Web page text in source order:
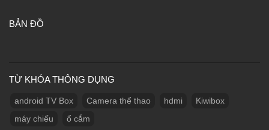
BẢN ĐỒ
TỪ KHÓA THÔNG DỤNG
android TV Box Camera thể thao hdmi
Kiwibox
máy chiếu
ổ cắm